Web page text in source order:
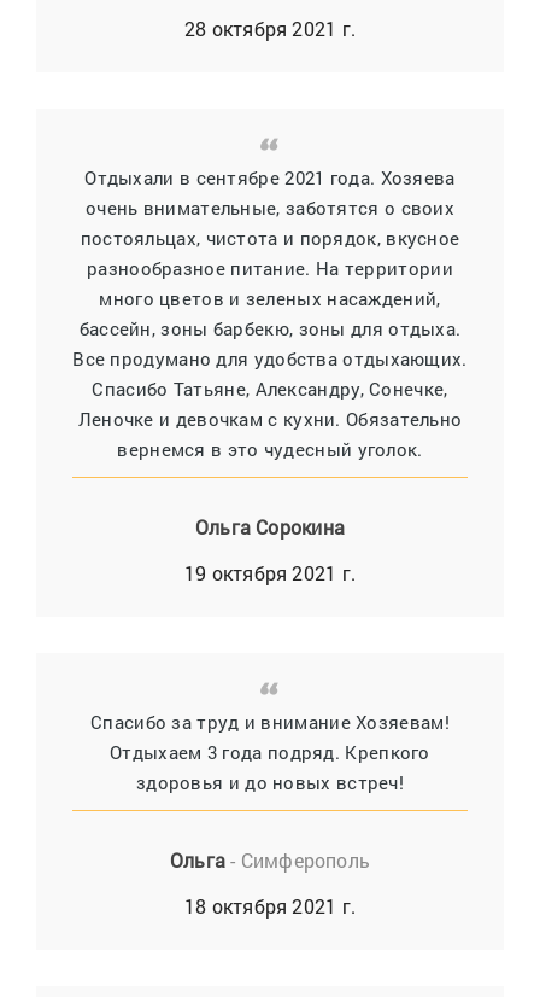
28 октября 2021 г.
Отдыхали в сентябре 2021 года. Хозяева
очень внимательные, заботятся о своих
постояльцах, чистота и порядок, вкусное
разнообразное питание. На территории
много цветов и зеленых насаждений,
бассейн, зоны барбекю, зоны для отдыха.
Все продумано для удобства отдыхающих.
Спасибо Татьяне, Александру, Сонечке,
Леночке и девочкам с кухни. Обязательно
вернемся в это чудесный уголок.
Ольга Сорокина
19 октября 2021 г.
Спасибо за труд и внимание Хозяевам!
Отдыхаем 3 года подряд. Крепкого
здоровья и до новых встреч!
Ольга- Симферополь
18 октября 2021 г.